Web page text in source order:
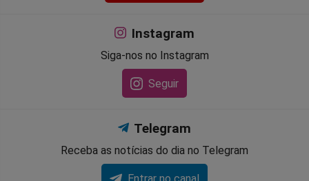
Instagram
Siga-nos no Instagram
Seguir
Telegram
Receba as notícias do dia no Telegram